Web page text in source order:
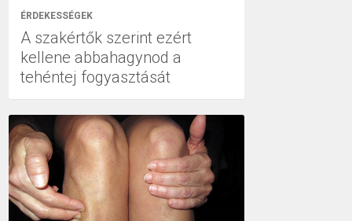
ÉRDEKESSÉGEK
A szakértők szerint ezért
kellene abbahagynod a
tehéntej fogyasztását